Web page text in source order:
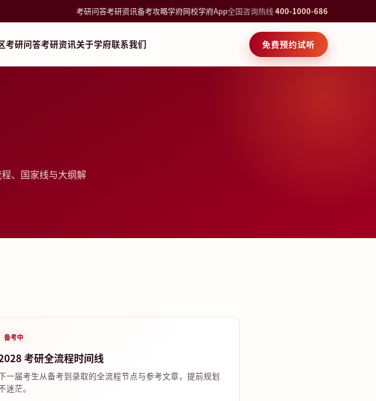
考研问答考研资讯备考攻略学府网校学府App全国咨询热线400-1000-686
考研问答考研资讯关于学府联系我们 免费预约试听
、国家线与大纲解
备考中
考研全流程时间线
一届考生从备考到录取的全流程节点与参考文章，提前规划
迷茫。